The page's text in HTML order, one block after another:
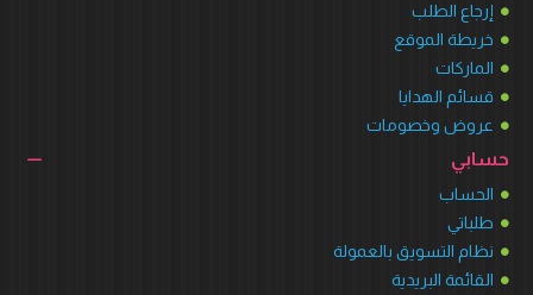
إرجاع الطلب
خريطة الموقع
الماركات
قسائم الهدايا
عروض وخصومات
حسابي
الحساب
طلباتي
نظام التسويق بالعمولة
القائمة البريدية